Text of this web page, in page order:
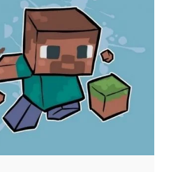
#55
|
55#
MINECRAFT
:
D7OOMY999